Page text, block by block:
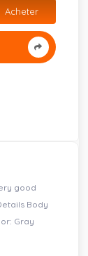
Acheter
good
Body
Gray